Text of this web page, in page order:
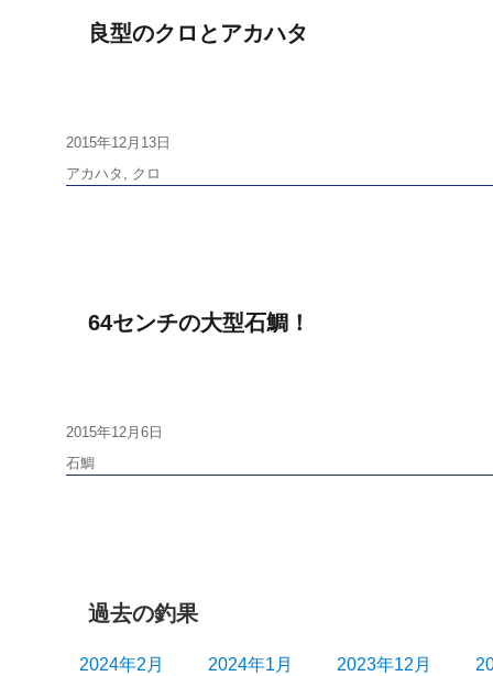
良型のクロとアカハタ
投
稿
日:
2015年12月13日
タ
アカハタ , クロ
64センチの大型石鯛！
投
稿
日:
2015年12月6日
タ
石鯛
過去の釣果
2024年2月 2024年1月 2023年12月